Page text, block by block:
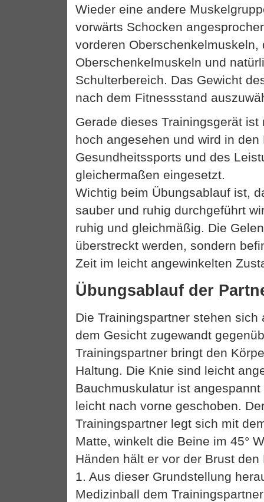
Wieder eine andere
vorwärts Schocken
vorderen Oberschenkelmuskeln,
Oberschenkelmuskeln und
Schulterbereich. Das Gewicht
nach dem Fitnessstand
Gerade dieses Trainingsgerät ist
hoch angesehen und wird in den
Gesundheitssports und des
gleichermaßen eingesetzt.
Wichtig beim Übungsablauf ist,
sauber und ruhig durchgeführt
ruhig und gleichmäßig. Die
überstreckt werden, sondern
Zeit im leicht angewinkelten
Übungsablauf der
Die Trainingspartner stehen sich
dem Gesicht zugewandt
Trainingspartner bringt den
Haltung. Die Knie sind leicht
Bauchmuskulatur ist
leicht nach vorne geschoben.
Trainingspartner legt sich mit
Matte, winkelt die Beine im 45°
Händen hält er vor der Brust
1. Aus dieser Grundstellung
Medizinball dem